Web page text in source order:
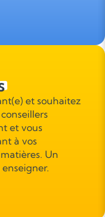
et souhaitez
et vous
à vos
Un